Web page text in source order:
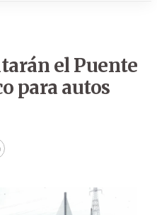
el Puente
para autos